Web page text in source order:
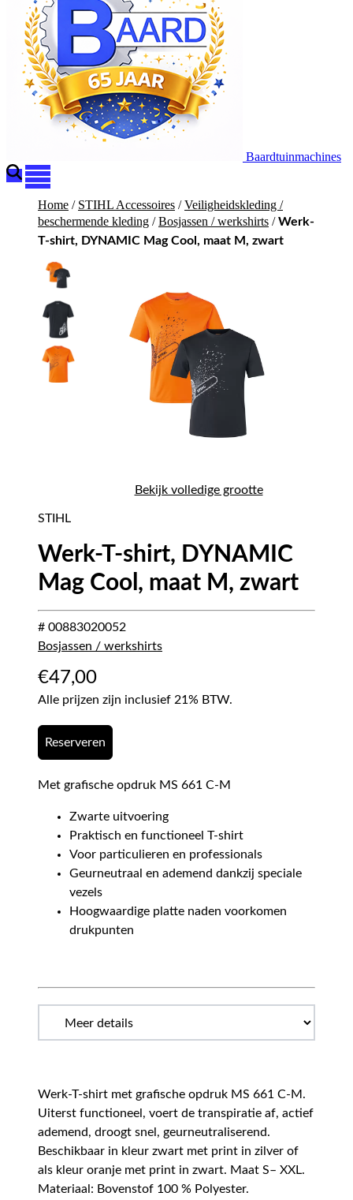
Baardtuinmachines
Home / STIHL Accessoires /Veiligheidskleding /
beschermende kleding /Bosjassen / werkshirts /Werk-
T-shirt, DYNAMIC Mag Cool, maat M, zwart
Bekijk volledige grootte
STIHL
Werk-T-shirt, DYNAMIC
Mag Cool, maat M, zwart
# 00883020052
Bosjassen / werkshirts
€47,00
Alle prijzen zijn inclusief 21% BTW.
Reserveren
Met grafische opdruk MS 661 C-M
Zwarte uitvoering
Praktisch en functioneel T-shirt
Voor particulieren en professionals
Geurneutraal en ademend dankzij speciale
vezels
Hoogwaardige platte naden voorkomen
drukpunten
Werk-T-shirt met grafische opdruk MS 661 C-M.
Uiterst functioneel, voert de transpiratie af, actief
ademend, droogt snel, geurneutraliserend.
Beschikbaar in kleur zwart met print in zilver of
als kleur oranje met print in zwart. Maat S– XXL.
Materiaal: Bovenstof 100 % Polyester.